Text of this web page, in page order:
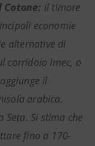
Cotone: il timore
economie
alternative di
corridoio Imec, o
il
arabica,
Si stima che
fino a 170-